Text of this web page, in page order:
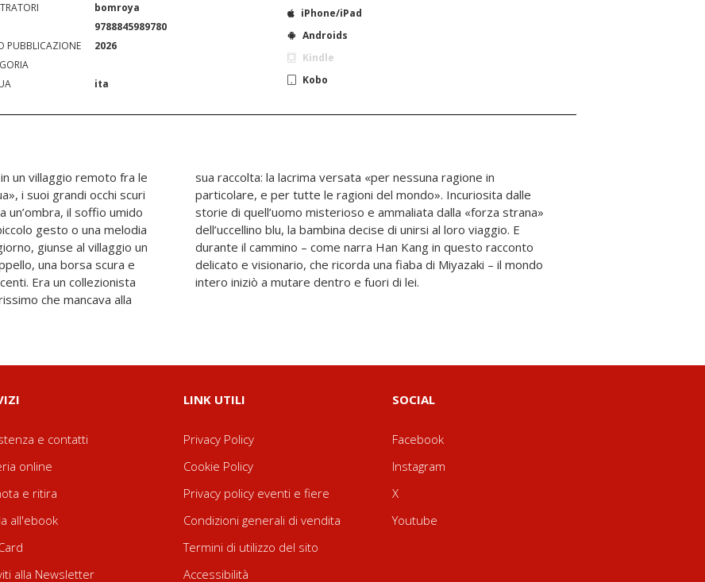
bomroya
9788845989780
PUBBLICAZIONE
2026
ita
iPhone/iPad
Androids
Kindle
Kobo
un villaggio remoto fra le
i suoi grandi occhi scuri
un’ombra, il soffio umido
gesto o una melodia
giunse al villaggio un
una borsa scura e
Era un collezionista
che mancava alla
nessuna ragione in
Incuriosita dalle
dalla «forza strana»
unirsi al loro viaggio. E
Kang in questo racconto
di Miyazaki – il mondo
intero iniziò a mutare dentro e fuori di lei.
e contatti
online
e ritira
all'ebook
alla Newsletter
LINK UTILI
Privacy Policy
Cookie Policy
Privacy policy eventi e fiere
Condizioni generali di vendita
Termini di utilizzo del sito
Accessibilità
SOCIAL
Facebook
Instagram
X
Youtube